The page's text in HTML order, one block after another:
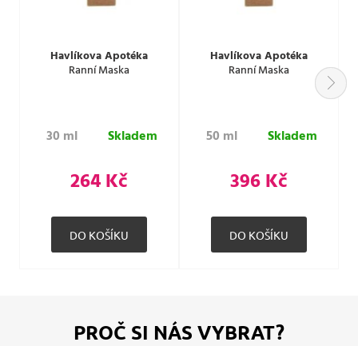
Havlíkova Apotéka
Ranní Maska
30 ml Skladem
264 Kč
Havlíkova Apotéka
Ranní Maska
50 ml Skladem
396 Kč
PROČ SI NÁS VYBRAT?